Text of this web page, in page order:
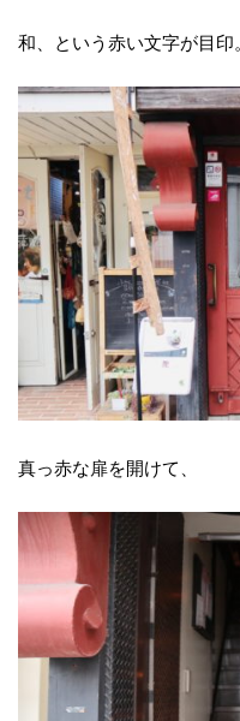
和、という赤い文字が目印。
真っ赤な扉を開けて、